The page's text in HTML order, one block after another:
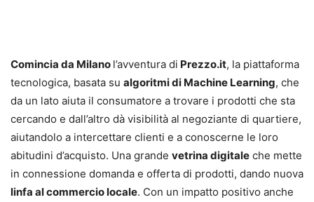
Comincia da Milano l’avventura di Prezzo.it, la piattaforma
tecnologica, basata su algoritmi di Machine Learning, che
da un lato aiuta il consumatore a trovare i prodotti che sta
cercando e dall’altro dà visibilità al negoziante di quartiere,
aiutandolo a intercettare clienti e a conoscerne le loro
abitudini d’acquisto. Una grande vetrina digitale che mette
in connessione domanda e offerta di prodotti, dando nuova
linfa al commercio locale. Con un impatto positivo anche